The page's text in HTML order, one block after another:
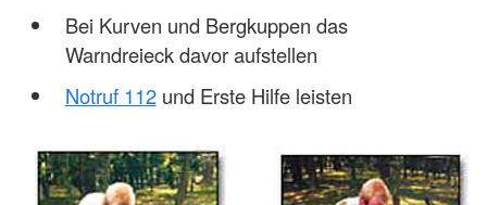
Bei Kurven und Bergkuppen das
Warndreieck davor aufstellen
Notruf 112und Erste Hilfe leisten